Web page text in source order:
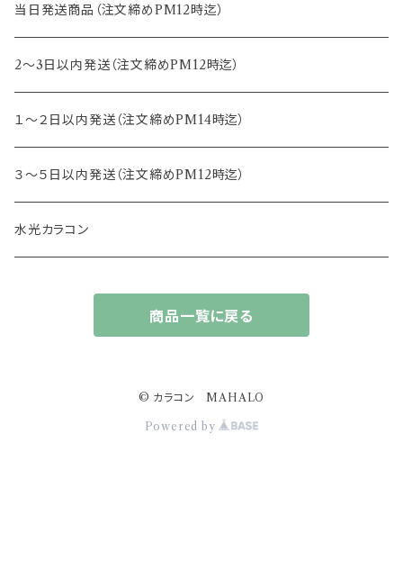
15.0mm
14.4mm
13.2mm
13.3mm
13.4mm
13.5mm
13.6mm
8.8mm
8.5mm
エヌズコレクション
トパーズ
キャンディーマジック
レヴィア
チュチュ
当日発送商品（注文締めPM12時迄）
2～3日以内発送（注文締めPM12時迄）
１～２日以内発送（注文締めPM14時迄）
３～５日以内発送（注文締めPM12時迄）
水光カラコン
商品一覧に戻る
© カラコン MAHALO
Powered by